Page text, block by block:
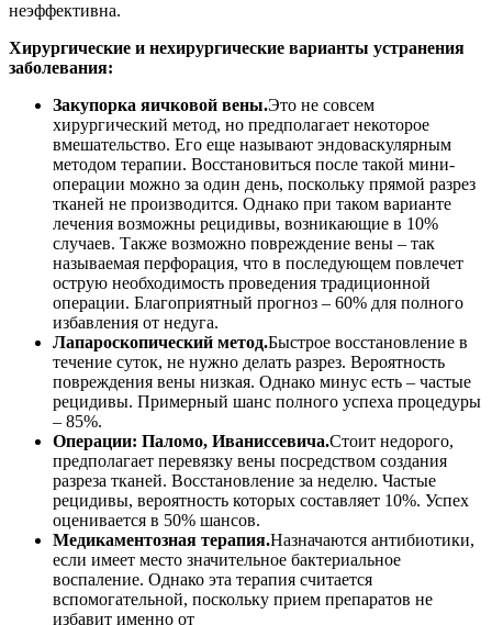
неэффективна.
Хирургические и нехирургические варианты устранения
заболевания:
Закупорка яичковой вены.Это не совсем
хирургический метод, но предполагает некоторое
вмешательство. Его еще называют эндоваскулярным
методом терапии. Восстановиться после такой мини-
операции можно за один день, поскольку прямой разрез
тканей не производится. Однако при таком варианте
лечения возможны рецидивы, возникающие в 10%
случаев. Также возможно повреждение вены – так
называемая перфорация, что в последующем повлечет
острую необходимость проведения традиционной
операции. Благоприятный прогноз – 60% для полного
избавления от недуга.
Лапароскопический метод.Быстрое восстановление в
течение суток, не нужно делать разрез. Вероятность
повреждения вены низкая. Однако минус есть – частые
рецидивы. Примерный шанс полного успеха процедуры
– 85%.
Операции: Паломо, Иваниссевича.Стоит недорого,
предполагает перевязку вены посредством создания
разреза тканей. Восстановление за неделю. Частые
рецидивы, вероятность которых составляет 10%. Успех
оценивается в 50% шансов.
Медикаментозная терапия.Назначаются антибиотики,
если имеет место значительное бактериальное
воспаление. Однако эта терапия считается
вспомогательной, поскольку прием препаратов не
избавит именно от